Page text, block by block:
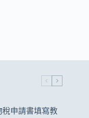
稅申請書填寫教